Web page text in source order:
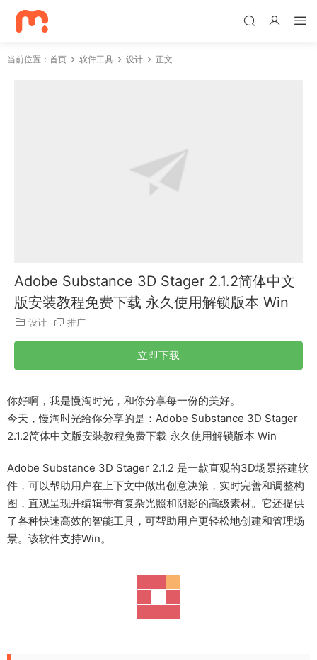
当前位置： 首页 软件工具 设计 正文
Adobe Substance 3D Stager 2.1.2简体中文
版安装教程免费下载 永久使用解锁版本 Win
设计 推广
立即下载
你好啊，我是慢淘时光，和你分享每一份的美好。
今天，慢淘时光给你分享的是：Adobe Substance 3D Stager
2.1.2简体中文版安装教程免费下载 永久使用解锁版本 Win
Adobe Substance 3D Stager 2.1.2 是一款直观的3D场景搭建软
件，可以帮助用户在上下文中做出创意决策，实时完善和调整构
图，直观呈现并编辑带有复杂光照和阴影的高级素材。它还提供
了各种快速高效的智能工具，可帮助用户更轻松地创建和管理场
景。该软件支持Win。